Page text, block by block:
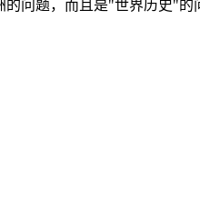
问题，而且是"世界历史"